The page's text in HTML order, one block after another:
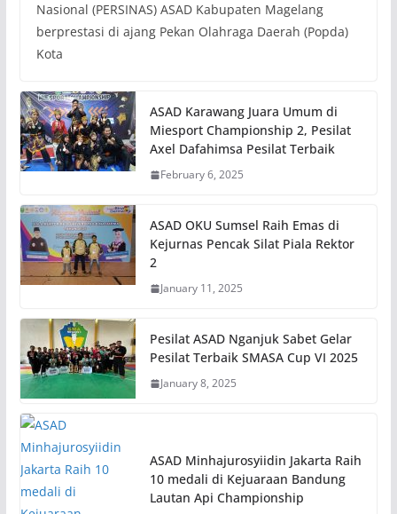
Nasional (PERSINAS) ASAD Kabupaten Magelang
berprestasi di ajang Pekan Olahraga Daerah (Popda)
Kota
ASAD Karawang Juara Umum di
Miesport Championship 2, Pesilat
Axel Dafahimsa Pesilat Terbaik
February 6, 2025
ASAD OKU Sumsel Raih Emas di
Kejurnas Pencak Silat Piala Rektor
2
January 11, 2025
Pesilat ASAD Nganjuk Sabet Gelar
Pesilat Terbaik SMASA Cup VI 2025
January 8, 2025
ASAD Minhajurosyiidin Jakarta Raih
10 medali di Kejuaraan Bandung
Lautan Api Championship